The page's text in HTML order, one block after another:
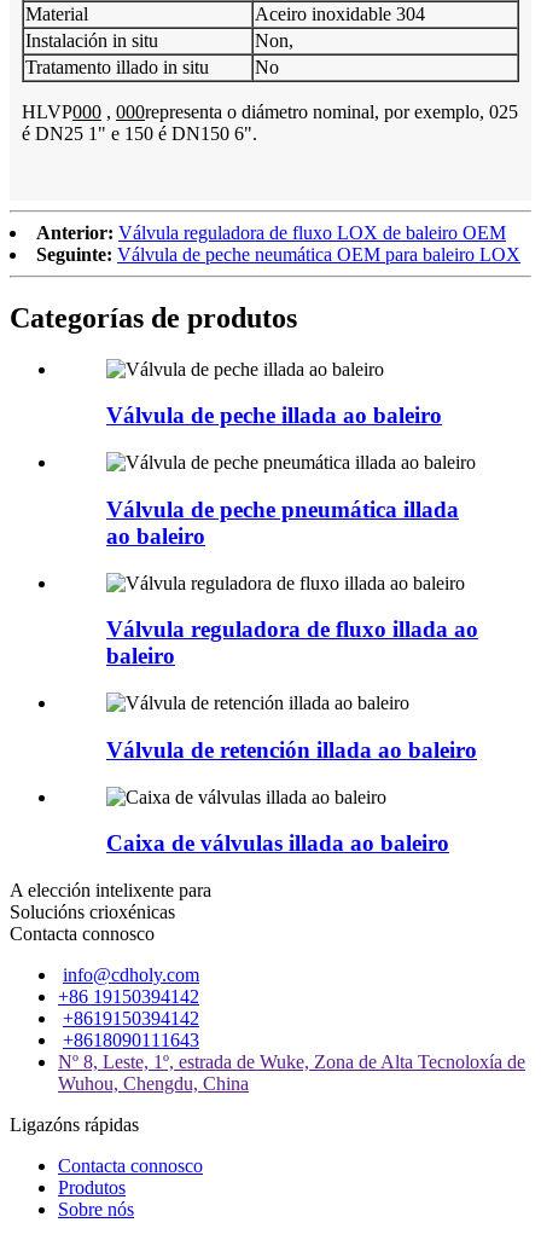
Material
Aceiro inoxidable 304
Instalación in situ
Non,
Tratamento illado in situ
No
HLVP000 , 000representa o diámetro nominal, por exemplo, 025
é DN25 1" e 150 é DN150 6".
Anterior: Válvula reguladora de fluxo LOX de baleiro OEM
Seguinte: Válvula de peche neumática OEM para baleiro LOX
Categorías de produtos
Válvula de peche illada ao baleiro
Válvula de peche pneumática illada
ao baleiro
Válvula reguladora de fluxo illada ao
baleiro
Válvula de retención illada ao baleiro
Caixa de válvulas illada ao baleiro
A elección intelixente para
Solucións crioxénicas
Contacta connosco
info@cdholy.com
+86 19150394142
+8619150394142
+8618090111643
Nº 8, Leste, 1º, estrada de Wuke, Zona de Alta Tecnoloxía de
Wuhou, Chengdu, China
Ligazóns rápidas
Contacta connosco
Produtos
Sobre nós